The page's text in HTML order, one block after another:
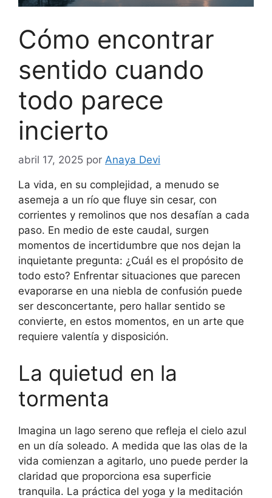
Cómo encontrar
sentido cuando
todo parece
incierto
abril 17, 2025 por Anaya Devi
La vida, en su complejidad, a menudo se
asemeja a un río que fluye sin cesar, con
corrientes y remolinos que nos desafían a cada
paso. En medio de este caudal, surgen
momentos de incertidumbre que nos dejan la
inquietante pregunta: ¿Cuál es el propósito de
todo esto? Enfrentar situaciones que parecen
evaporarse en una niebla de confusión puede
ser desconcertante, pero hallar sentido se
convierte, en estos momentos, en un arte que
requiere valentía y disposición.
La quietud en la
tormenta
Imagina un lago sereno que refleja el cielo azul
en un día soleado. A medida que las olas de la
vida comienzan a agitarlo, uno puede perder la
claridad que proporciona esa superficie
tranquila. La práctica del yoga y la meditación